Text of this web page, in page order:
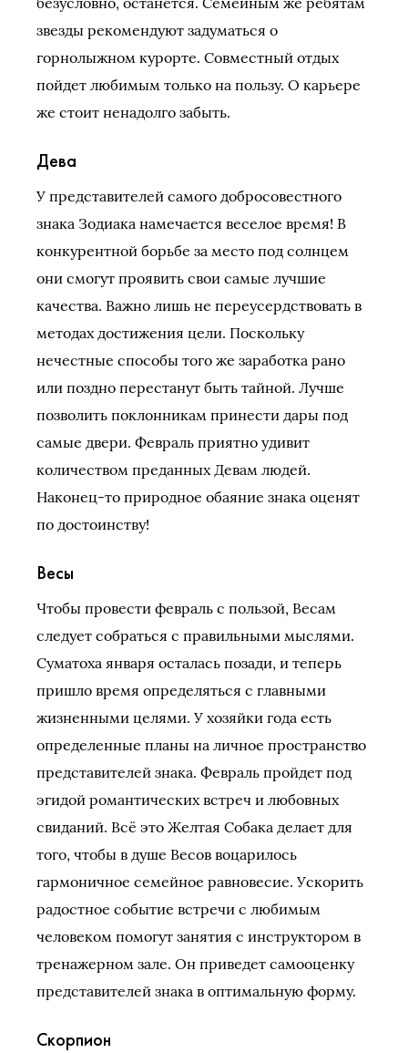
звезды рекомендуют задуматься о
горнолыжном курорте. Совместный отдых
пойдет любимым только на пользу. О карьере
же стоит ненадолго забыть.
Дева
У представителей самого добросовестного
знака Зодиака намечается веселое время! В
конкурентной борьбе за место под солнцем
они смогут проявить свои самые лучшие
качества. Важно лишь не переусердствовать в
методах достижения цели. Поскольку
нечестные способы того же заработка рано
или поздно перестанут быть тайной. Лучше
позволить поклонникам принести дары под
самые двери. Февраль приятно удивит
количеством преданных Девам людей.
Наконец-то природное обаяние знака оценят
по достоинству!
Весы
Чтобы провести февраль с пользой, Весам
следует собраться с правильными мыслями.
Суматоха января осталась позади, и теперь
пришло время определяться с главными
жизненными целями. У хозяйки года есть
определенные планы на личное пространство
представителей знака. Февраль пройдет под
эгидой романтических встреч и любовных
свиданий. Всё это Желтая Собака делает для
того, чтобы в душе Весов воцарилось
гармоничное семейное равновесие. Ускорить
радостное событие встречи с любимым
человеком помогут занятия с инструктором в
тренажерном зале. Он приведет самооценку
представителей знака в оптимальную форму.
Скорпион